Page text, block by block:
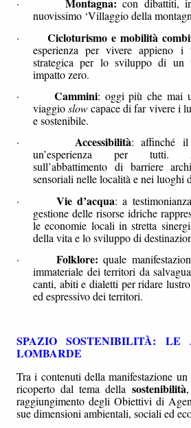
·
Montagna: con dibattiti,
nuovissimo ‘Villaggio della
·
Cicloturismo e mobilità
esperienza per vivere appieno
strategica per lo sviluppo di un
impatto zero.
·
Cammini: oggi più che mai
viaggioslowcapace di far vivere i
e sostenibile.
·
Accessibilità: affinché il
un’esperienza per tutti.
sull’abbattimento di barriere
sensoriali nelle località e nei luoghi
·
Vie d’acqua: a
gestione delle risorse idriche
le economie locali in stretta
della vita e lo sviluppo di
·
Folklore: quale
immateriale dei territori da
canti, abiti e dialetti per ridare
ed espressivo dei territori.
SPAZIO SOSTENIBILITÀ: LE
LOMBARDE
Tra i contenuti della manifestazione
ricoperto dal tema della sostenibilità
raggiungimento degli Obiettivi di
sue dimensioni ambientali, sociali ed